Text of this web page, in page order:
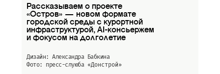
Рассказываем о проекте
«Остров» — новом формате
городской среды с курортной
инфраструктурой, AI-консьержем
и фокусом на долголетие
Дизайн: Александра Бабкина
Фото: пресс-слуюба «Донстрой»